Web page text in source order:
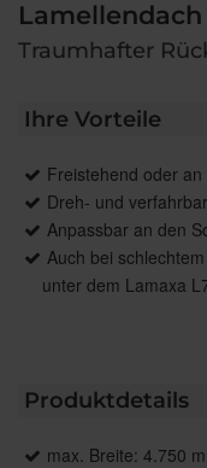
Traumhafter
Ihre Vorteile
Freistehend oder
Dreh- und
Anpassbar an den
Auch bei
unter dem Lamaxa
Produktdetails
max. Breite: 4.750